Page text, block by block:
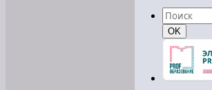
законом
порядке
данный
момент
конкретных
Найти:
Поиск
OK